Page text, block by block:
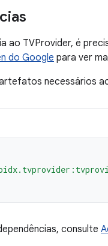
ao TVProvider, é
do Google para ver
necessários
consulte